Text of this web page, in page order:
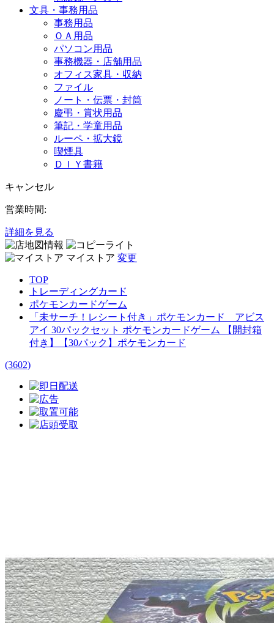
文具・事務用品
事務用品
ＯＡ用品
パソコン用品
事務機器・店舗用品
オフィス家具・収納
ファイル
ノート・伝票・封筒
慶弔・賞状用品
筆記・学童用品
ルーペ・拡大鏡
喫煙具
ＤＩＹ書籍
キャンセル
営業時間:
詳細を見る
マイストア 変更
TOP
トレーディングカード
ポケモンカードゲーム
「未サーチ！レシート付き」ポケモンカード アビス
アイ 30パックセット ポケモンカードゲーム 【開封箱
付き】【30パック】ポケモンカード
(3602)